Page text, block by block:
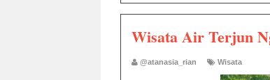
Wisata Air Terjun
@atanasia_rian Wisata